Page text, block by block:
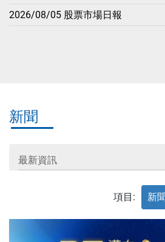
2026/08/05 股票市場日報
新聞
最新資訊
項目: 新